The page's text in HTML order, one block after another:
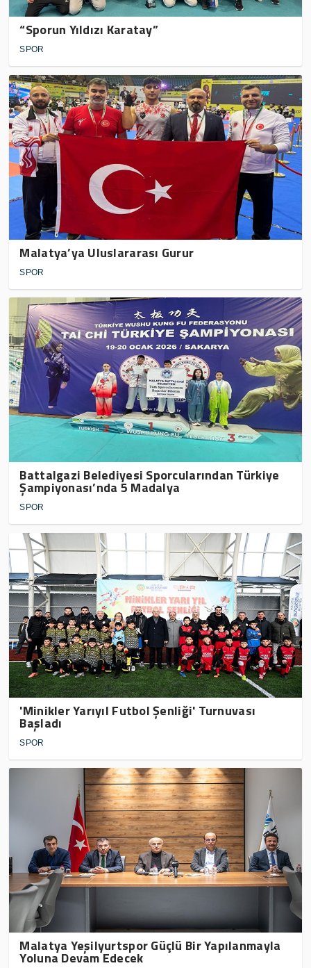
“Sporun Yıldızı Karatay”
SPOR
Malatya’ya Uluslararası Gurur
SPOR
Battalgazi Belediyesi Sporcularından Türkiye
Şampiyonası’nda 5 Madalya
SPOR
'Minikler Yarıyıl Futbol Şenliği' Turnuvası
Başladı
SPOR
Malatya Yeşilyurtspor Güçlü Bir Yapılanmayla
Yoluna Devam Edecek